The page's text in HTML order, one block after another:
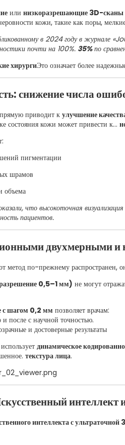
или низкоразрешающие 3D-сканы
кожи, такие как поры,
в 2024 году в
почти на 100%. 35%по
хирургиЭто означает более
снижение числа
приводит к улучшение
состояния кожи может привести к...
пигментации
шрамов
объема
что высокоточная
пациентов.
двухмерными и
метод по-прежнему распространен,
0,5–1 мм) не могут
с шагом 0,2 мм позволяет врачам:
после с научной точностью.
и достоверные результаты
использует динамическое
текстура лица.
интеллект
интеллекта с ультраточной